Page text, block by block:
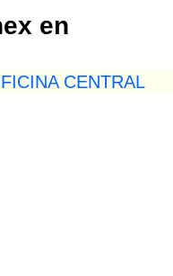
en
CENTRAL